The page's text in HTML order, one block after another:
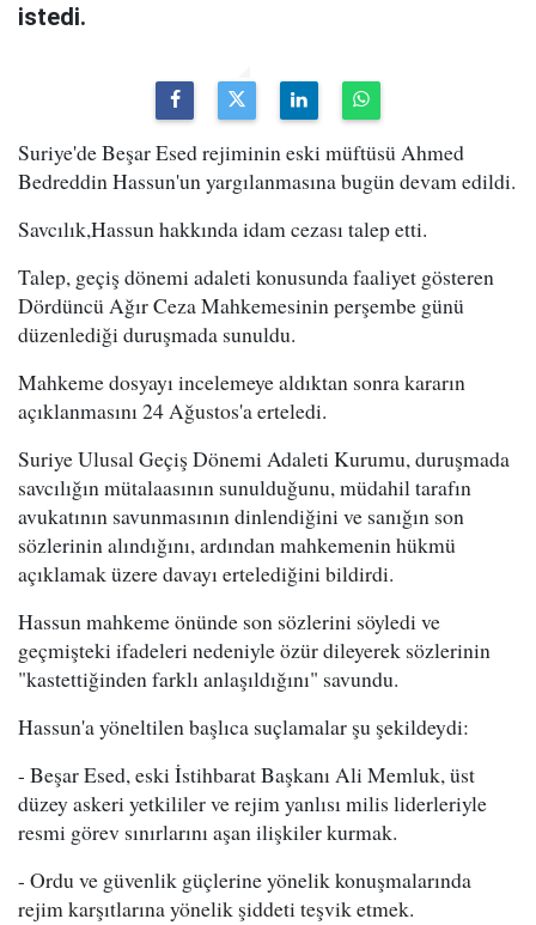
istedi.
Suriye'de Beşar Esed rejiminin eski müftüsü Ahmed
Bedreddin Hassun'un yargılanmasına bugün devam edildi.
Savcılık,Hassun hakkında idam cezası talep etti.
Talep, geçiş dönemi adaleti konusunda faaliyet gösteren
Dördüncü Ağır Ceza Mahkemesinin perşembe günü
düzenlediği duruşmada sunuldu.
Mahkeme dosyayı incelemeye aldıktan sonra kararın
açıklanmasını 24 Ağustos'a erteledi.
Suriye Ulusal Geçiş Dönemi Adaleti Kurumu, duruşmada
savcılığın mütalaasının sunulduğunu, müdahil tarafın
avukatının savunmasının dinlendiğini ve sanığın son
sözlerinin alındığını, ardından mahkemenin hükmü
açıklamak üzere davayı ertelediğini bildirdi.
Hassun mahkeme önünde son sözlerini söyledi ve
geçmişteki ifadeleri nedeniyle özür dileyerek sözlerinin
"kastettiğinden farklı anlaşıldığını" savundu.
Hassun'a yöneltilen başlıca suçlamalar şu şekildeydi:
- Beşar Esed, eski İstihbarat Başkanı Ali Memluk, üst
düzey askeri yetkililer ve rejim yanlısı milis liderleriyle
resmi görev sınırlarını aşan ilişkiler kurmak.
- Ordu ve güvenlik güçlerine yönelik konuşmalarında
rejim karşıtlarına yönelik şiddeti teşvik etmek.